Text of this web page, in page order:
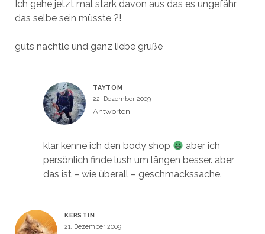
Ich gehe jetzt mal stark davon aus das es ungefähr
das selbe sein müsste ?!
guts nächtle und ganz liebe grüße
TAYTOM
22. Dezember 2009
Antworten
klar kenne ich den body shop
aber ich
persönlich finde lush um längen besser. aber
das ist – wie überall – geschmackssache.
KERSTIN
21. Dezember 2009